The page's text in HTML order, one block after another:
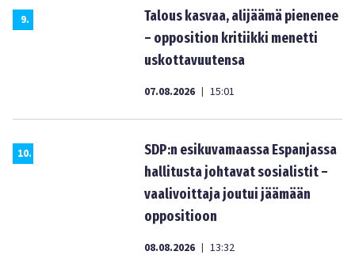
9.
Talous kasvaa, alijäämä pienenee
– opposition kritiikki menetti
uskottavuutensa
07.08.2026 | 15:01
10.
SDP:n esikuvamaassa Espanjassa
hallitusta johtavat sosialistit –
vaalivoittaja joutui jäämään
oppositioon
08.08.2026 | 13:32